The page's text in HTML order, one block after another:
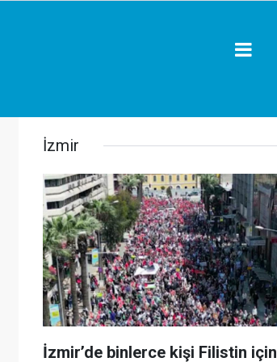
İzmir
İzmir’de binlerce kişi Filistin için